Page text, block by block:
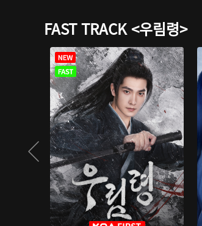
FAST TRACK <우림령>